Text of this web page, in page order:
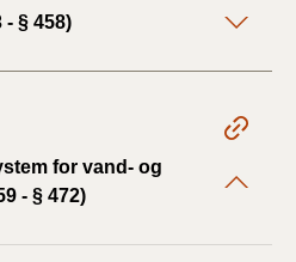
§ 458)
for vand- og
- § 472)